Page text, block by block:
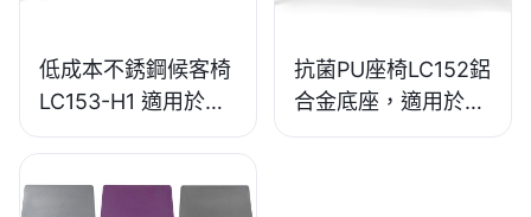
低成本不銹鋼候客椅
LC153-H1 適用於各
種公共場所
抗菌PU座椅LC152鋁
合金底座，適用於候
客區